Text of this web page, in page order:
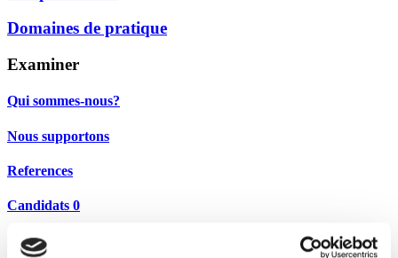
Domaines de pratique
Examiner
Qui sommes-nous?
Nous supportons
References
Candidats 0
Contact